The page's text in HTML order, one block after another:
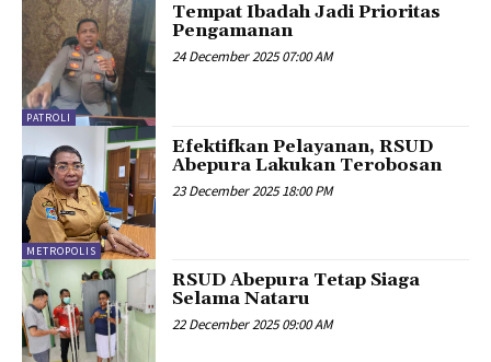
PATROLI
Tempat Ibadah Jadi Prioritas
Pengamanan
24 December 2025 07:00 AM
METROPOLIS
Efektifkan Pelayanan, RSUD
Abepura Lakukan Terobosan
23 December 2025 18:00 PM
RSUD Abepura Tetap Siaga
Selama Nataru
22 December 2025 09:00 AM